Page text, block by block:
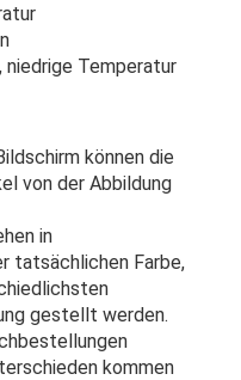
niedrige Temperatur
können die
von der Abbildung
in
tatsächlichen Farbe,
gestellt werden.
kommen